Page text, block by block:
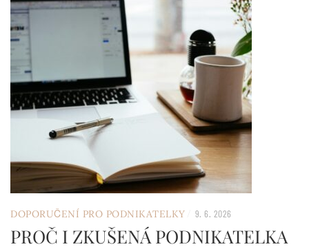
DOPORUČENÍ PRO PODNIKATELKY 9. 6. 2026
PROČ I ZKUŠENÁ PODNIKATELKA